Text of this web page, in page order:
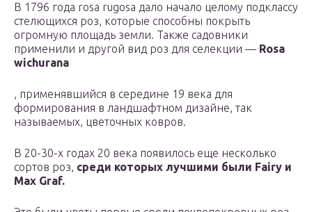
В 1796 года rosa rugosa дало начало целому подклассу
стелющихся роз, которые способны покрыть
огромную площадь земли. Также садовники
применили и другой вид роз для селекции — Rоsa
wichurana
, применявшийся в середине 19 века для
формирования в ландшафтном дизайне, так
называемых, цветочных ковров.
В 20-30-х годах 20 века появилось еще несколько
сортов роз, среди которых лучшими были Fairy и
Max Graf.